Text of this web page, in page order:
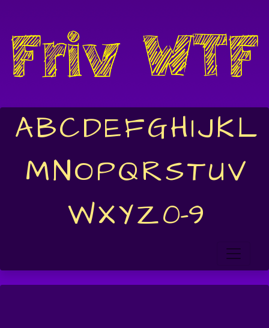
ABCDEFGHIJKL
MNOPQRSTUV
WXYZ0-9